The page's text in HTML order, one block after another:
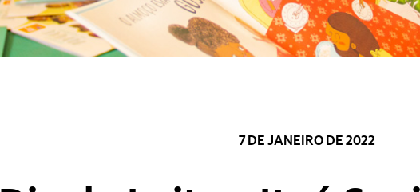
7 DE JANEIRO DE 2022